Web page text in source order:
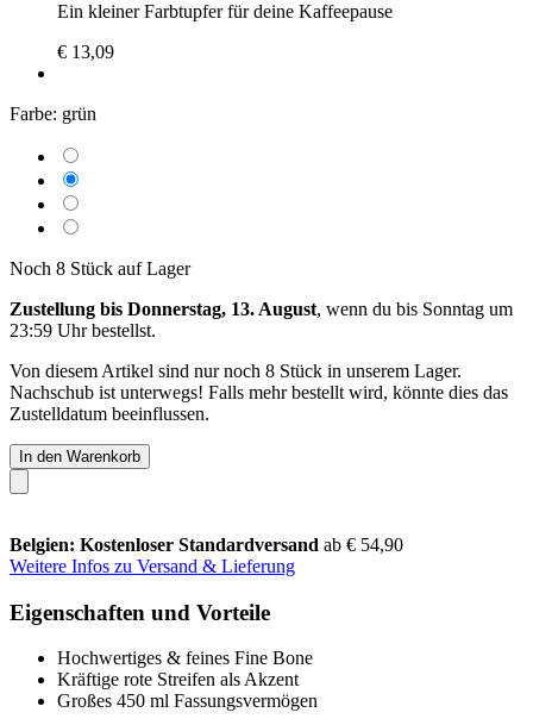
Ein kleiner Farbtupfer für deine Kaffeepause
€ 13,09
Farbe: grün
Noch 8 Stück auf Lager
Zustellung bis Donnerstag, 13. August, wenn du bis Sonntag um
23:59 Uhrbestellst.
Von diesem Artikel sind nur noch 8 Stück in unserem Lager.
Nachschub ist unterwegs! Falls mehr bestellt wird, könnte dies das
Zustelldatum beeinflussen.
In den Warenkorb
Belgien: Kostenloser Standardversand ab € 54,90
Weitere Infos zu Versand & Lieferung
Eigenschaften und Vorteile
Hochwertiges & feines Fine Bone
Kräftige rote Streifen als Akzent
Großes 450 ml Fassungsvermögen